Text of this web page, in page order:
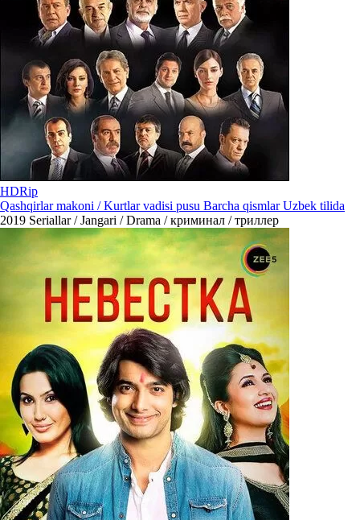
HDRip
Qashqirlar makoni / Kurtlar vadisi pusu Barcha qismlar Uzbek tilida
2019 Seriallar / Jangari / Drama / криминал / триллер